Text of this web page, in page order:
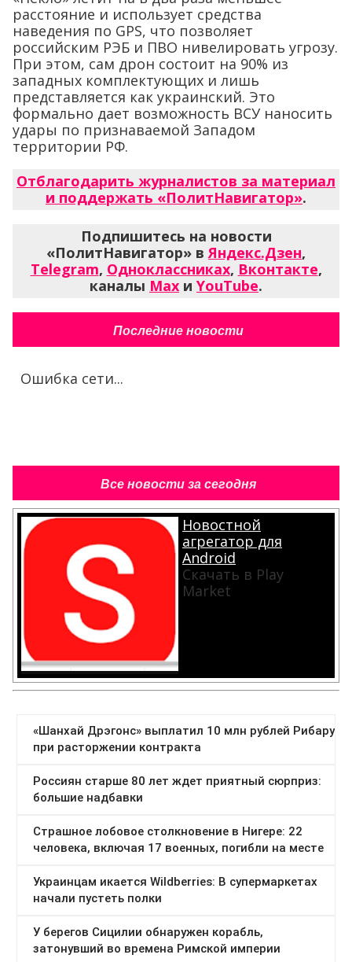
расстояние и использует средства
наведения по GPS, что позволяет
российским РЭБ и ПВО нивелировать угрозу.
При этом, сам дрон состоит на 90% из
западных комплектующих и лишь
представляется как украинский. Это
формально дает возможность ВСУ наносить
удары по признаваемой Западом
территории РФ.
Отблагодарить журналистов за материал
и поддержать «ПолитНавигатор».
Подпишитесь на новости
«ПолитНавигатор» вЯндекс.Дзен,
Telegram, Одноклассниках, Вконтакте,
каналы Max и YouTube.
Последние новости
Ошибка сети...
Все новости за сегодня
Новостной
агрегатор для
Android
Скачать в Play
Market